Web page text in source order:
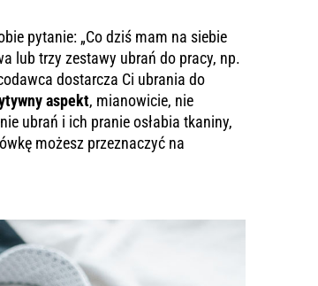
pytanie: „Co dziś mam na siebie
lub trzy zestawy ubrań do pracy, np.
dostarcza Ci ubrania do
aspekt, mianowicie, nie
ubrań i ich pranie osłabia tkaniny,
możesz przeznaczyć na